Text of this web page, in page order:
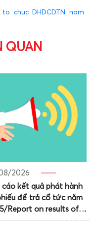
chuc DHDCDTN nam
QUAN
2026
cáo kết quả phát hành
để trả cổ tức năm
Report on results of
issuance to pay